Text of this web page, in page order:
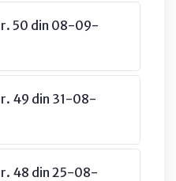
50 din 08-09-
49 din 31-08-
48 din 25-08-